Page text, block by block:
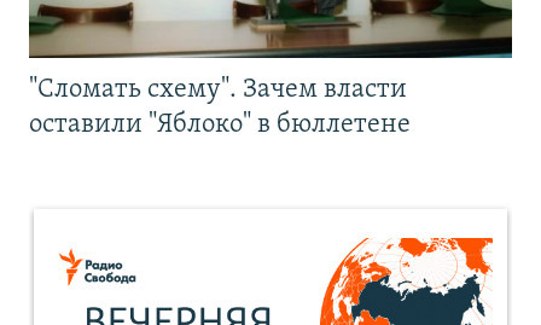
"Сломать схему". Зачем власти
оставили "Яблоко" в бюллетене